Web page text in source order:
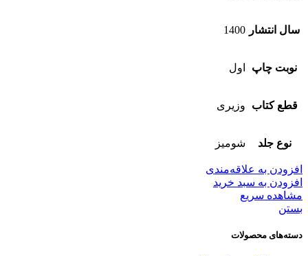
سال انتشار 1400
نوبت چاپ اول
قطع کتاب وزیری
نوع جلد شومیز
افزودن به علاقه‌مندی
افزودن به سبد خرید
مشاهده سریع
بستن
دسته‌های محصولات